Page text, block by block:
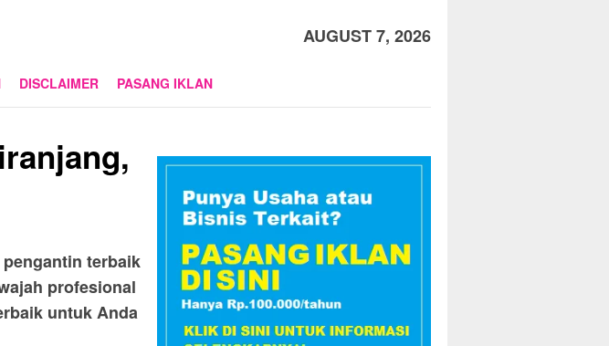
AUGUST 7, 2026
DISCLAIMER PASANG IKLAN
terbaik
profesional
untuk Anda